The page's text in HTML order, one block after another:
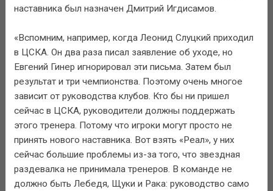
наставника был назначен Дмитрий Игдисамов.
«Вспомним, например, когда Леонид Слуцкий приходил
в ЦСКА. Он два раза писал заявление об уходе, но
Евгений Гинер игнорировал эти письма. Затем был
результат и три чемпионства. Поэтому очень многое
зависит от руководства клубов. Кто бы ни пришел
сейчас в ЦСКА, руководители должны поддержать
этого тренера. Потому что игроки могут просто не
принять нового наставника. Вот взять «Реал», у них
сейчас большие проблемы из-за того, что звездная
раздевалка не принимала тренеров. В команде не
должно быть Лебедя, Щуки и Рака: руководство само